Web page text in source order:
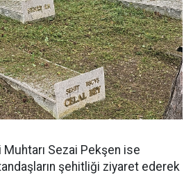
Muhtarı Sezai Pekşen ise
şehitliği ziyaret ederek